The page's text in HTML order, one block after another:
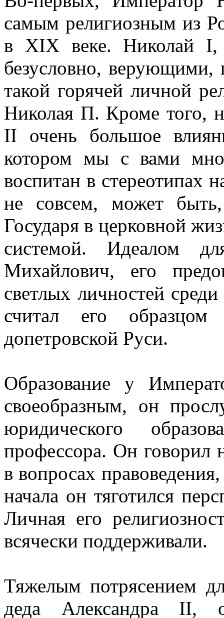
самым религиозным из
в XIX веке. Николай
безусловно,
такой горячей личной
Николая П. Кроме того,
II очень большое
котором мы с вами
воспитан в стереотипах
не совсем, может
Государя в церковной
системой. Идеалом
Михайлович, его
светлых личностей
считал его образцом
допетровской Руси.
Образование у
своеобразным, он
юридического
профессора. Он говорил
в вопросах
начала он тяготился
Личная его
всячески поддерживали.
Тяжелым потрясением
деда Александра II,